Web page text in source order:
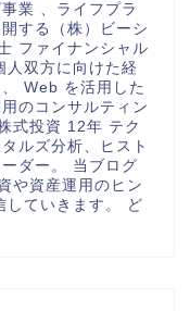
業 、ライフプラ
する（株）ビーシ
ファイナンシャル
人双方に向けた経
Web を活用した
のコンサルティン
式投資 12年 テク
ルズ分析、ヒスト
ダー。 当ブログ
や資産運用のヒン
していきます。 ど